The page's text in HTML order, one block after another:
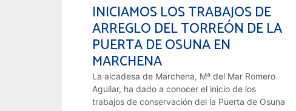
INICIAMOS LOS TRABAJOS DE
ARREGLO DEL TORREÓN DE LA
PUERTA DE OSUNA EN
MARCHENA
La alcadesa de Marchena, Mª del Mar Romero
Aguilar, ha dado a conocer el inicio de los
trabajos de conservación del la Puerta de Osuna